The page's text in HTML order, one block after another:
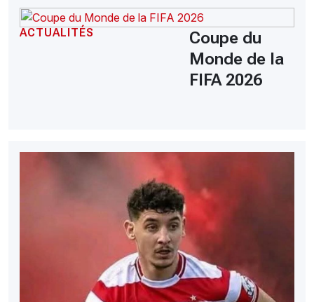
ACTUALITÉS
Coupe du
Monde de la
FIFA 2026